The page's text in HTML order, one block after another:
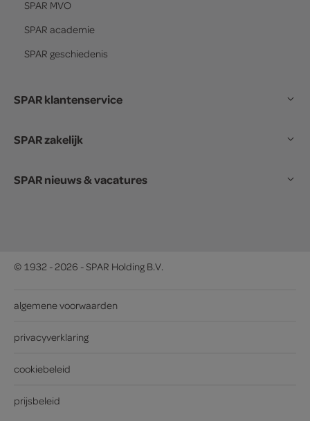
SPAR MVO
SPAR academie
SPAR geschiedenis
SPAR klantenservice
SPAR zakelijk
SPAR nieuws & vacatures
© 1932 - 2026 - SPAR Holding B.V.
algemene voorwaarden
privacyverklaring
cookiebeleid
prijsbeleid